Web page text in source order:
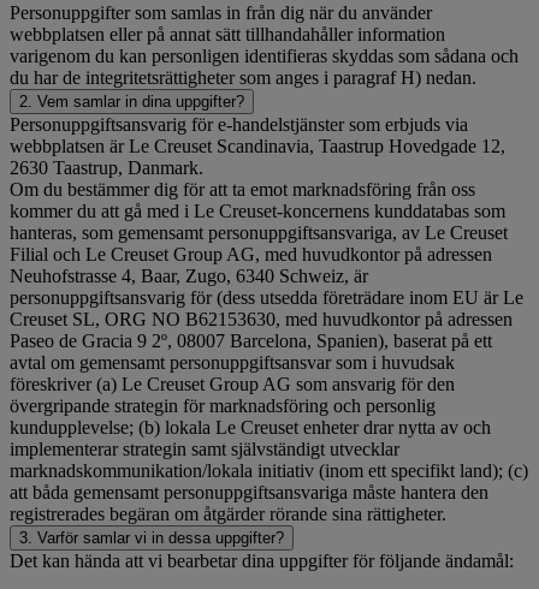
Personuppgifter som samlas in från dig när du använder
webbplatsen eller på annat sätt tillhandahåller information
varigenom du kan personligen identifieras skyddas som sådana och
du har de integritetsrättigheter som anges i paragraf H) nedan.
2. Vem samlar in dina uppgifter?
Personuppgiftsansvarig för e-handelstjänster som erbjuds via
webbplatsen är Le Creuset Scandinavia, Taastrup Hovedgade 12,
2630 Taastrup, Danmark.
Om du bestämmer dig för att ta emot marknadsföring från oss
kommer du att gå med i Le Creuset-koncernens kunddatabas som
hanteras, som gemensamt personuppgiftsansvariga, av Le Creuset
Filial och Le Creuset Group AG, med huvudkontor på adressen
Neuhofstrasse 4, Baar, Zugo, 6340 Schweiz, är
personuppgiftsansvarig för (dess utsedda företrädare inom EU är Le
Creuset SL, ORG NO B62153630, med huvudkontor på adressen
Paseo de Gracia 9 2º, 08007 Barcelona, Spanien), baserat på ett
avtal om gemensamt personuppgiftsansvar som i huvudsak
föreskriver (a) Le Creuset Group AG som ansvarig för den
övergripande strategin för marknadsföring och personlig
kundupplevelse; (b) lokala Le Creuset enheter drar nytta av och
implementerar strategin samt självständigt utvecklar
marknadskommunikation/lokala initiativ (inom ett specifikt land); (c)
att båda gemensamt personuppgiftsansvariga måste hantera den
registrerades begäran om åtgärder rörande sina rättigheter.
3. Varför samlar vi in dessa uppgifter?
Det kan hända att vi bearbetar dina uppgifter för följande ändamål: